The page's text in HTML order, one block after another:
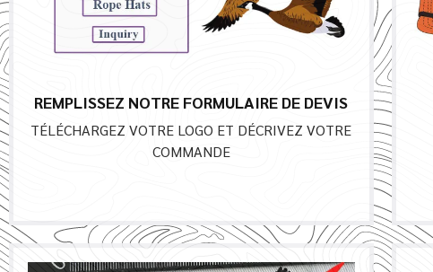
REMPLISSEZ NOTRE FORMULAIRE DE DEVIS
TÉLÉCHARGEZ VOTRE LOGO ET DÉCRIVEZ VOTRE
COMMANDE